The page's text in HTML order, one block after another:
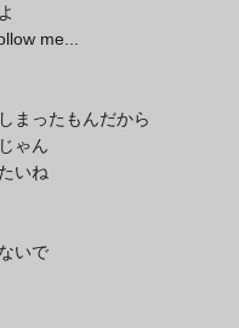
me...
まったもんだから
ゃん
いね
いで